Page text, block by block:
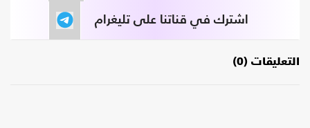
اشترك في قناتنا على تليغرام
التعليقات (0)